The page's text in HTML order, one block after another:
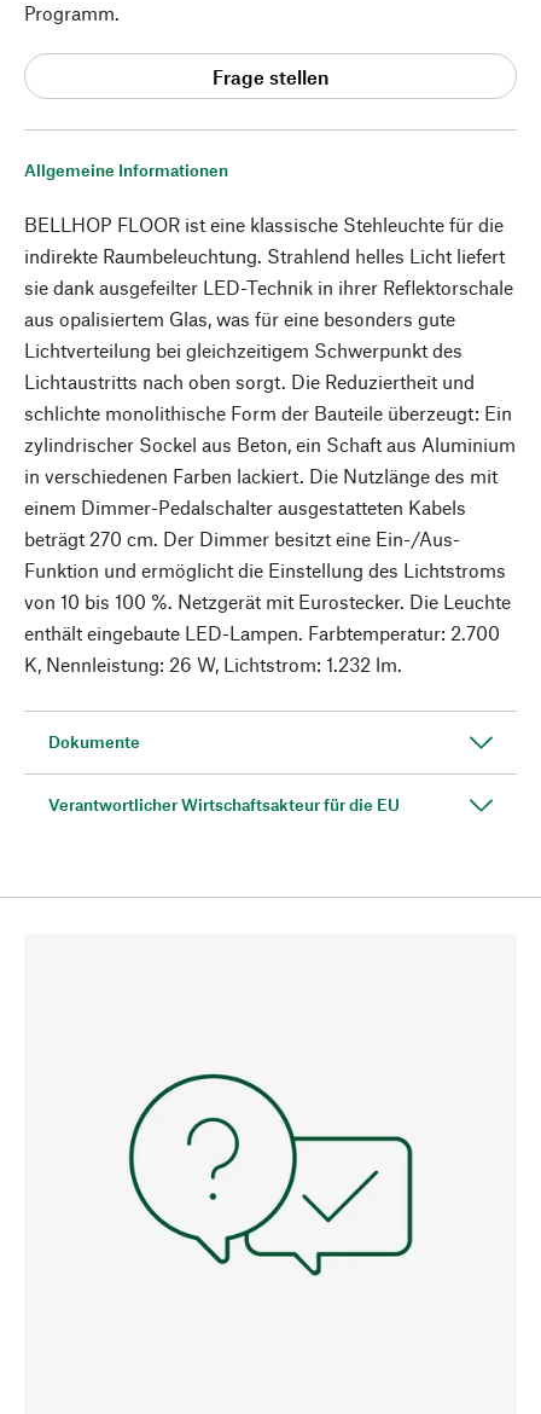
Allgemeine Informationen
BELLHOP FLOOR ist eine klassische Stehleuchte für die
indirekte Raumbeleuchtung. Strahlend helles Licht liefert
sie dank ausgefeilter LED-Technik in ihrer Reflektorschale
aus opalisiertem Glas, was für eine besonders gute
Lichtverteilung bei gleichzeitigem Schwerpunkt des
Lichtaustritts nach oben sorgt. Die Reduziertheit und
schlichte monolithische Form der Bauteile überzeugt: Ein
zylindrischer Sockel aus Beton, ein Schaft aus Aluminium
in verschiedenen Farben lackiert. Die Nutzlänge des mit
einem Dimmer-Pedalschalter ausgestatteten Kabels
beträgt 270 cm. Der Dimmer besitzt eine Ein-/Aus-
Funktion und ermöglicht die Einstellung des Lichtstroms
von 10 bis 100 %. Netzgerät mit Eurostecker. Die Leuchte
enthält eingebaute LED-Lampen. Farbtemperatur: 2.700
K, Nennleistung: 26 W, Lichtstrom: 1.232 lm.
Dokumente
Verantwortlicher Wirtschaftsakteur für die EU
Programm.
Frage stellen